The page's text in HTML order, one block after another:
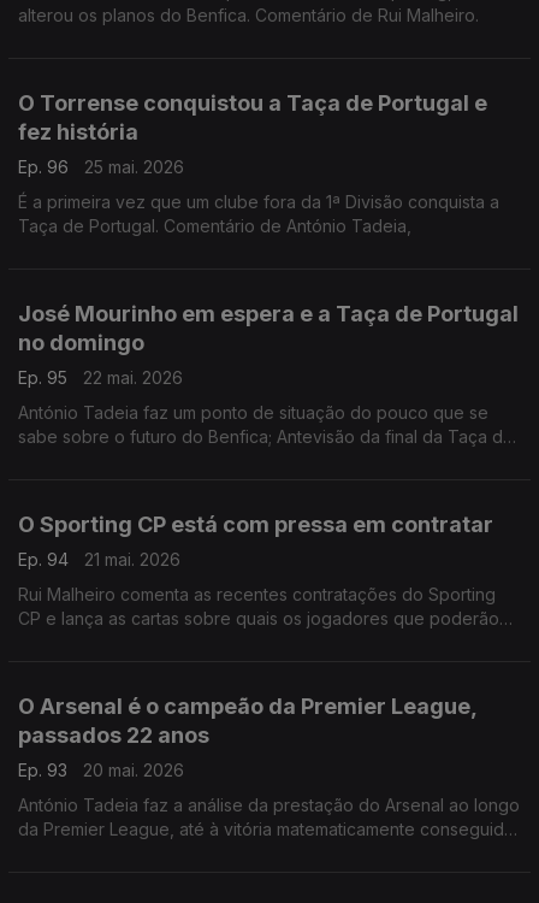
alterou os planos do Benfica. Comentário de Rui Malheiro.
O Torrense conquistou a Taça de Portugal e
fez história
Ep. 96
25 mai. 2026
É a primeira vez que um clube fora da 1ª Divisão conquista a
Taça de Portugal. Comentário de António Tadeia,
José Mourinho em espera e a Taça de Portugal
no domingo
Ep. 95
22 mai. 2026
António Tadeia faz um ponto de situação do pouco que se
sabe sobre o futuro do Benfica; Antevisão da final da Taça de
O Sporting CP está com pressa em contratar
Ep. 94
21 mai. 2026
Rui Malheiro comenta as recentes contratações do Sporting
CP e lança as cartas sobre quais os jogadores que poderão
O Arsenal é o campeão da Premier League,
passados 22 anos
Ep. 93
20 mai. 2026
António Tadeia faz a análise da prestação do Arsenal ao longo
da Premier League, até à vitória matematicamente conseguida